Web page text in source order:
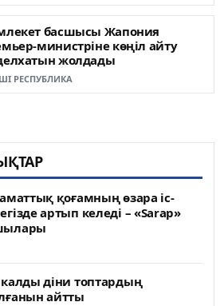
басшысы Жапония
министріне көңіл айту
жолдады
РЕСПУБЛИКА
қоғамның өзара іс-
артып келеді – «Sarap»
діни топтардың
айтты